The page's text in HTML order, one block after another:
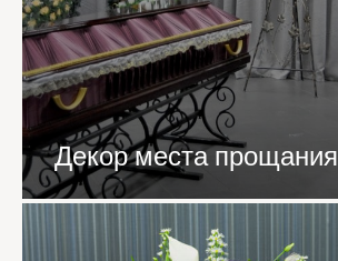
Декор места прощания